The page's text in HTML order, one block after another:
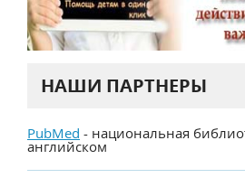
НАШИ ПАРТНЕРЫ
PubMed - национальная
английском